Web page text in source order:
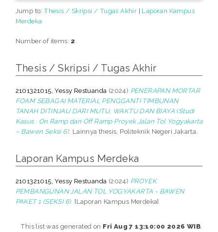
Jump to:Thesis / Skripsi / Tugas Akhir | Laporan Kampus
Merdeka
Number of items: 2
Thesis / Skripsi / Tugas Akhir
2101321015, Yessy Restuanda (2024) PENERAPAN MORTAR
FOAM SEBAGAI MATERIAL PENGGANTI TIMBUNAN
TANAH DITINJAU DARI MUTU, WAKTU DAN BIAYA (Studi
Kasus : On Ramp dan Off Ramp Proyek Jalan Tol Yogyakarta
– Bawen Seksi 6). Lainnya thesis, Politeknik Negeri Jakarta.
Laporan Kampus Merdeka
2101321015, Yessy Restuanda (2024) PROYEK
PEMBANGUNAN JALAN TOL YOGYAKARTA - BAWEN
PAKET 1 (SEKSI 6). [Laporan Kampus Merdeka]
This list was generated on Fri Aug 7 13:10:00 2026 WIB